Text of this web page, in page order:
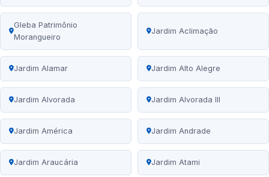
Gleba Patrimônio
Morangueiro
Jardim Aclimação
Jardim Alamar Jardim Alto Alegre
Jardim Alvorada Jardim Alvorada III
Jardim América Jardim Andrade
Jardim Araucária Jardim Atami